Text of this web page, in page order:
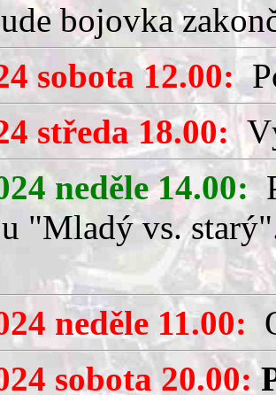
bojovka
sobota 12.00:
středa 18.00:
neděle 14.00:
"Mladý vs.
neděle 11.00:
sobota 20.00: